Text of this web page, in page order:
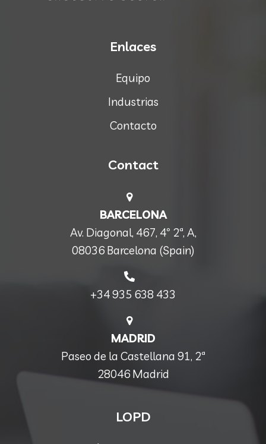
Enlaces
Equipo
Industrias
Contacto
Contact
BARCELONA
Av. Diagonal, 467, 4º 2ª, A,
08036 Barcelona (Spain)
+34 935 638 433
MADRID
Paseo de la Castellana 91, 2ª
28046 Madrid
LOPD